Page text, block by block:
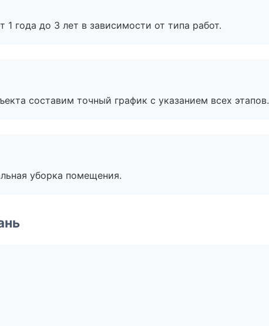
1 года до 3 лет в зависимости от типа работ.
составим точный график с указанием всех этапов.
уборка помещения.